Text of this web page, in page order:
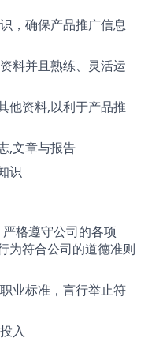
，确保产品推广信息
料并且熟练、灵活运
他资料,以利于产品推
,文章与报告
识
格遵守公司的各项
为符合公司的道德准则
业标准，言行举止符
入